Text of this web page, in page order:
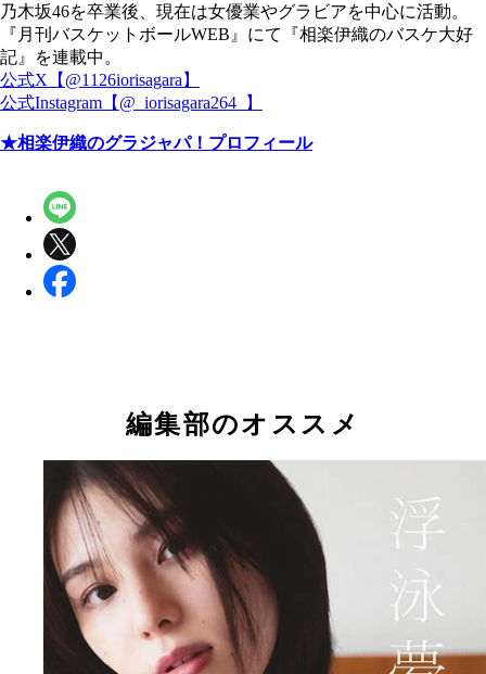
乃木坂46を卒業後、現在は女優業やグラビアを中心に活動。
『月刊バスケットボールWEB』にて『相楽伊織のバスケ大好
記』を連載中。
公式X【@1126iorisagara】
公式Instagram【@_iorisagara264_】
★相楽伊織のグラジャパ！プロフィール
編集部のオススメ